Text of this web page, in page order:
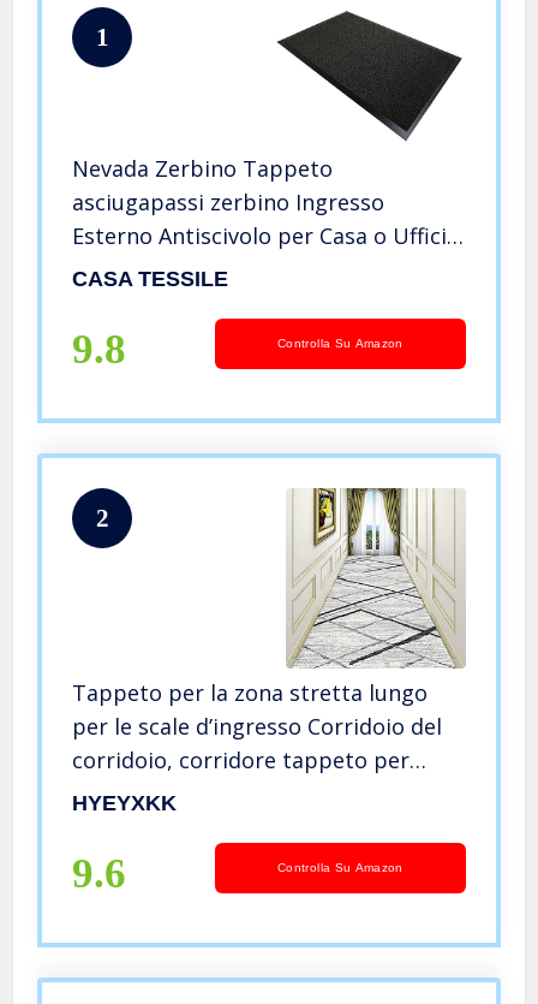
1
Nevada Zerbino Tappeto
asciugapassi zerbino Ingresso
Esterno Antiscivolo per Casa o Ufficio
– Grigio Antracite, 40×70 cm.
CASA TESSILE
9.8 Controlla Su Amazon
2
Tappeto per la zona stretta lungo
per le scale d’ingresso Corridoio del
corridoio, corridore tappeto per
corridoio, 1 m / 1,5m / 2m / 2,5m / 3m
Tappeti lunghi
HYEYXKK
9.6 Controlla Su Amazon